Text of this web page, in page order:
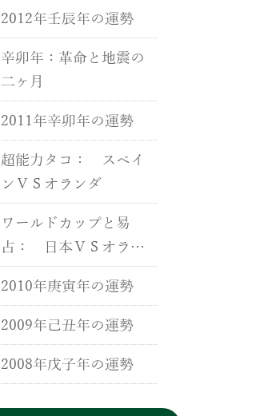
2012年壬辰年の運勢
辛卯年：革命と地震の
二ヶ月
2011年辛卯年の運勢
超能力タコ： スペイ
ンＶＳオランダ
ワールドカップと易
占： 日本ＶＳオラン
ダ
2010年庚寅年の運勢
2009年己丑年の運勢
2008年戊子年の運勢